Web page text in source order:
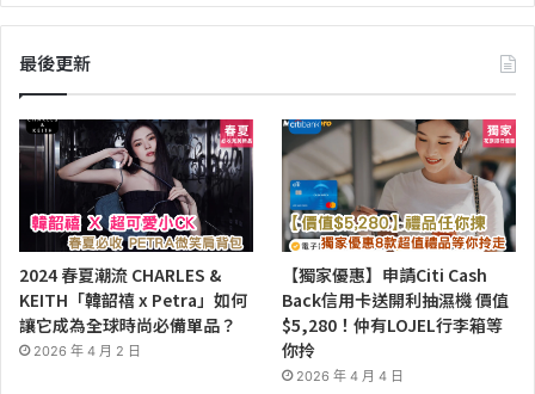
最後更新
2024 春夏潮流 CHARLES &
KEITH「韓韶禧 x Petra」如何
讓它成為全球時尚必備單品？
2026 年 4 月 2 日
【獨家優惠】申請Citi Cash
Back信用卡送開利抽濕機 價值
$5,280！仲有LOJEL行李箱等
你拎
2026 年 4 月 4 日